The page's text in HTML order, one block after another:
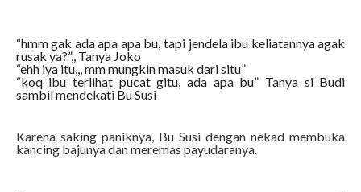
“hmm gak ada apa apa bu, tapi jendela ibu keliatannya agak
rusak ya?”,, Tanya Joko
“ehh iya itu,,, mm mungkin masuk dari situ”
“koq ibu terlihat pucat gitu, ada apa bu” Tanya si Budi
sambil mendekati Bu Susi
Karena saking paniknya, Bu Susi dengan nekad membuka
kancing bajunya dan meremas payudaranya.